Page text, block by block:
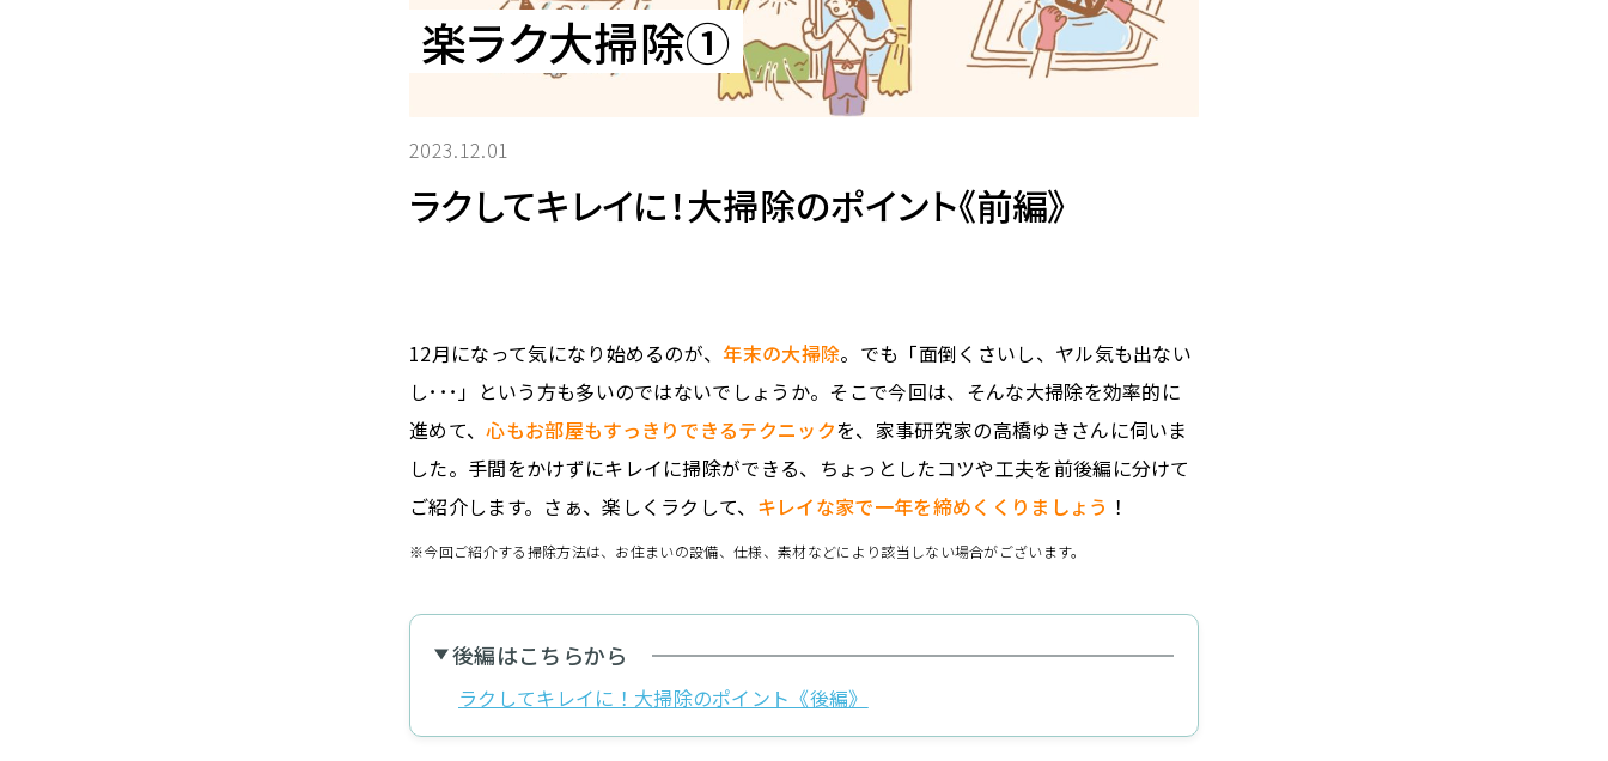
楽ラク大掃除①
2023.12.01
ラクしてキレイに！大掃除のポイント《前編》
12月になって気になり始めるのが、 年末の大掃除。でも「面倒くさいし、ヤル気も出ない
し･･･」という方も多いのではないでしょうか。そこで今回は、そんな大掃除を効率的に
進めて、心もお部屋もすっきりできるテクニックを、家事研究家の高橋ゆきさんに伺いま
した。手間をかけずにキレイに掃除ができる、ちょっとしたコツや工夫を前後編に分けて
ご紹介します。さぁ、楽しくラクして、 キレイな家で一年を締めくくりましょう ！
※今回ご紹介する掃除方法は、お住まいの設備、仕様、素材などにより該当しない場合がございます。
後編はこちらから
ラクしてキレイに！大掃除のポイント《後編》